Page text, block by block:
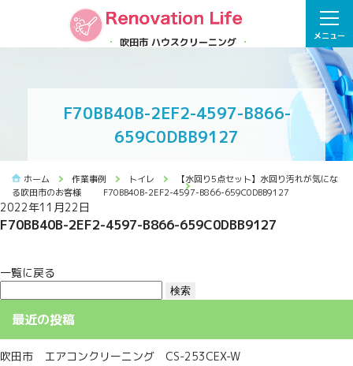
吹田市 ハウスクリーニング メニュー
F70BB40B-2EF2-4597-B866-
659C0DBB9127
ホーム 作業事例 トイレ
【水回り5点セット】水回り汚れが気にな
る吹田市のお客様
F70BB40B-2EF2-4597-B866-659C0DBB9127
2022年11月22日
F70BB40B-2EF2-4597-B866-659C0DBB9127
一覧に戻る
索:
最近の投稿
吹田市 エアコンクリーニング CS-253CEX-W